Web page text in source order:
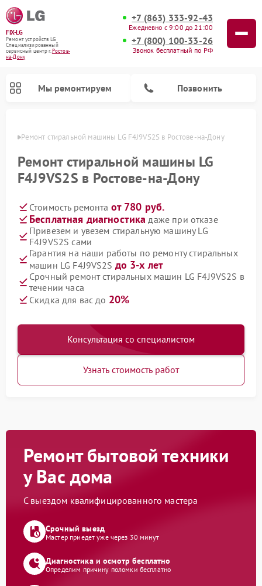
FIX-LG
Ремонт устройств LG
Специализированный
cервисный центр г.Ростов-
на-Дону
+7 (863) 333-92-43
Ежедневно с 9:00 до 21:00
+7 (800) 100-33-26
Звонок бесплатный по РФ
Мы ремонтируем Позвонить
Ремонт стиральной машины LG F4J9VS2S в Ростове-на-Дону
Ремонт стиральной машины LG
F4J9VS2S в Ростове-на-Дону
Стоимость ремонта от 780 руб.
Бесплатная диагностика даже при отказе
Привезем и увезем стиральную машину LG
F4J9VS2S сами
Гарантия на наши работы по ремонту стиральных
машин LG F4J9VS2S до 3-х лет
Срочный ремонт стиральных машин LG F4J9VS2S в
течении часа
Скидка для вас до 20%
Консультация со специалистом
Узнать стоимость работ
Ремонт бытовой техники
у Вас дома
С выездом квалифицированного мастера
Срочный выезд
Мастер приедет уже через 30 минут
Диагностика и осмотр бесплатно
Определим причину поломки бесплатно